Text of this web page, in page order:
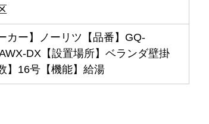
カー】ノーリツ【品番】GQ-
DX【設置場所】ベランダ壁掛
】16号【機能】給湯